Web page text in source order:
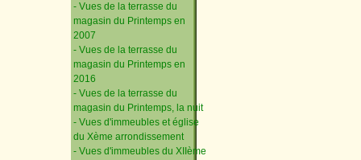
- Vues de la terrasse du
magasin du Printemps en
2007
- Vues de la terrasse du
magasin du Printemps en
2016
- Vues de la terrasse du
magasin du Printemps, la nuit
- Vues d'immeubles et église
du Xème arrondissement
- Vues d'immeubles du XIIème